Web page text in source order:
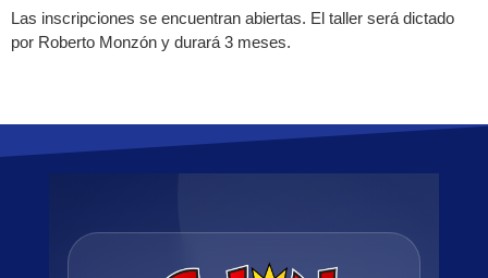
Las inscripciones se encuentran abiertas. El taller será dictado
por Roberto Monzón y durará 3 meses.